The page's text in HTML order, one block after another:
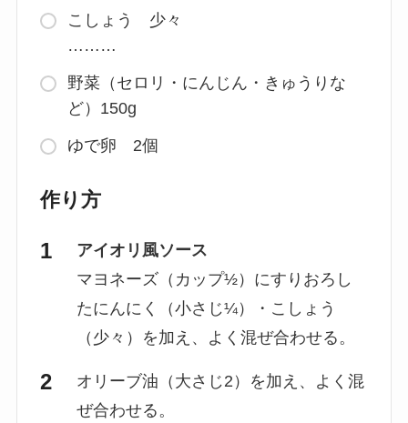
こしょう 少々
………
野菜（セロリ・にんじん・きゅうりな
ど）150g
ゆで卵 2個
作り方
アイオリ風ソース
マヨネーズ（カップ½）にすりおろし
たにんにく（小さじ¼）・こしょう
（少々）を加え、よく混ぜ合わせる。
オリーブ油（大さじ2）を加え、よく混
ぜ合わせる。